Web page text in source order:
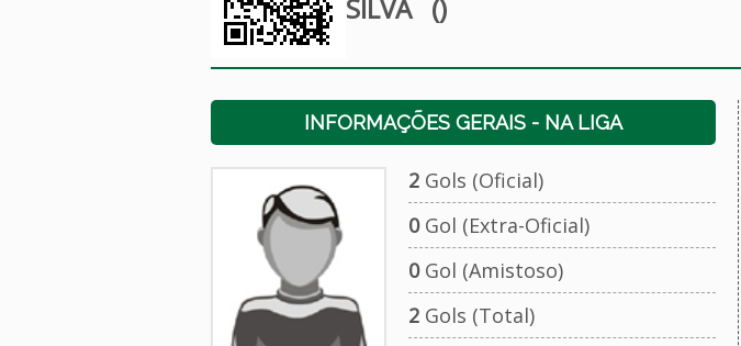
SILVA ()
INFORMAÇÕES GERAIS - NA LIGA
2Gols (Oficial)
0Gol (Extra-Oficial)
0Gol (Amistoso)
2Gols (Total)